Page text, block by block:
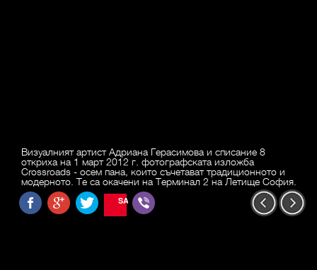
Визуалният артист Адриана Герасимова и списание 8
откриха на 1 март 2012 г. фотографската изложба
Crossroads - осем пана, които съчетават традиционното и
модерното. Те са окачени на Терминал 2 на Летище София.
SAVE